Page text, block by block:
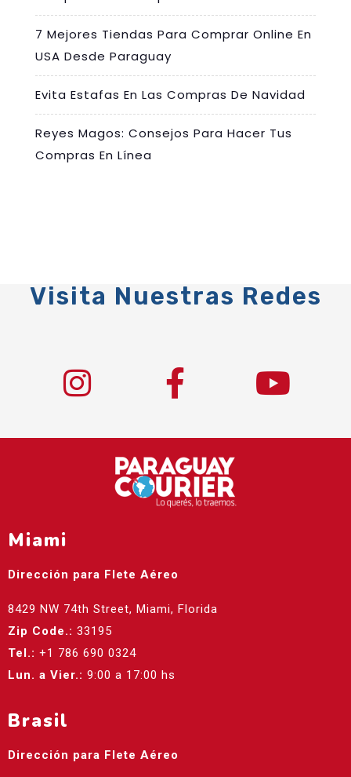
7 Mejores Tiendas Para Comprar Online En
USA Desde Paraguay
Evita Estafas En Las Compras De Navidad
Reyes Magos: Consejos Para Hacer Tus
Compras En Línea
Visita Nuestras Redes
Miami
Dirección para Flete Aéreo
8429 NW 74th Street, Miami, Florida
Zip Code.: 33195
Tel.: +1 786 690 0324
Lun. a Vier.: 9:00 a 17:00 hs
Brasil
Dirección para Flete Aéreo